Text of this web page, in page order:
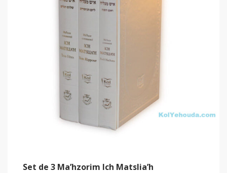
Set de 3 Ma’hzorim Ich Matslia’h